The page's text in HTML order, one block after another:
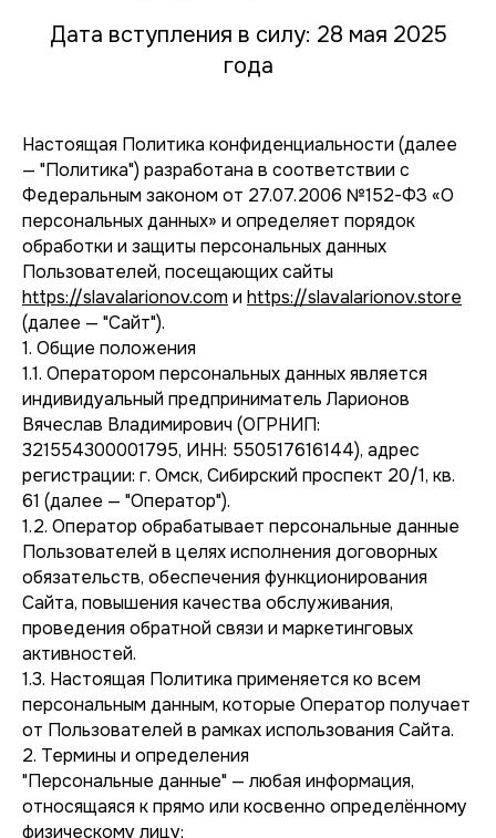
Дата вступления в силу: 28 мая 2025
года
Настоящая Политика конфиденциальности (далее
— "Политика") разработана в соответствии с
Федеральным законом от 27.07.2006 №152-ФЗ «О
персональных данных» и определяет порядок
обработки и защиты персональных данных
Пользователей, посещающих сайты
https://slavalarionov.com и https://slavalarionov.store
(далее — "Сайт").
1. Общие положения
1.1. Оператором персональных данных является
индивидуальный предприниматель Ларионов
Вячеслав Владимирович (ОГРНИП:
321554300001795, ИНН: 550517616144), адрес
регистрации: г. Омск, Сибирский проспект 20/1, кв.
61 (далее — "Оператор").
1.2. Оператор обрабатывает персональные данные
Пользователей в целях исполнения договорных
обязательств, обеспечения функционирования
Сайта, повышения качества обслуживания,
проведения обратной связи и маркетинговых
активностей.
1.3. Настоящая Политика применяется ко всем
персональным данным, которые Оператор получает
от Пользователей в рамках использования Сайта.
2. Термины и определения
"Персональные данные" — любая информация,
относящаяся к прямо или косвенно определённому
физическому лицу;